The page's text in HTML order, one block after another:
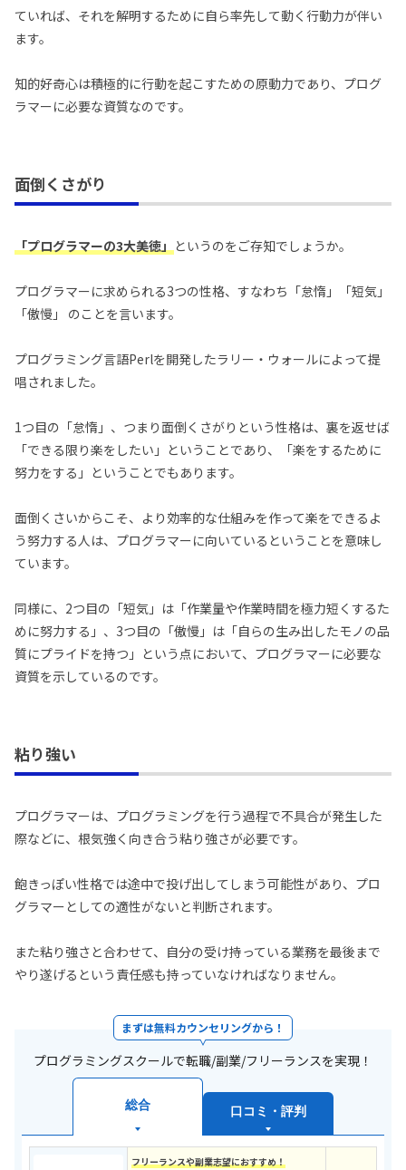
ていれば、それを解明するために自ら率先して動く行動力が伴い
ます。
知的好奇心は積極的に行動を起こすための原動力であり、プログ
ラマーに必要な資質なのです。
面倒くさがり
「プログラマーの3大美徳」 というのをご存知でしょうか。
プログラマーに求められる3つの性格、すなわち「怠惰」「短気」
「傲慢」 のことを言います。
プログラミング言語Perlを開発したラリー・ウォールによって提
唱されました。
1つ目の「怠惰」、つまり面倒くさがりという性格は、裏を返せば
「できる限り楽をしたい」ということであり、「楽をするために
努力をする」ということでもあります。
面倒くさいからこそ、より効率的な仕組みを作って楽をできるよ
う努力する人は、プログラマーに向いているということを意味し
ています。
同様に、2つ目の「短気」は「作業量や作業時間を極力短くするた
めに努力する」、3つ目の「傲慢」は「自らの生み出したモノの品
質にプライドを持つ」という点において、プログラマーに必要な
資質を示しているのです。
粘り強い
プログラマーは、プログラミングを行う過程で不具合が発生した
際などに、根気強く向き合う粘り強さが必要です。
飽きっぽい性格では途中で投げ出してしまう可能性があり、プロ
グラマーとしての適性がないと判断されます。
また粘り強さと合わせて、自分の受け持っている業務を最後まで
やり遂げるという責任感も持っていなければなりません。
まずは無料カウンセリングから！
プログラミングスクールで転職/副業/フリーランスを実現！
総合 口コミ・評判
フリーランスや副業志望におすすめ！